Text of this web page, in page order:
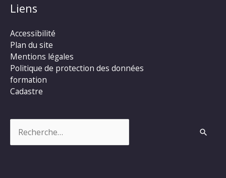
Liens
Accessibilité
Plan du site
Mentions légales
Politique de protection des données
formation
Cadastre